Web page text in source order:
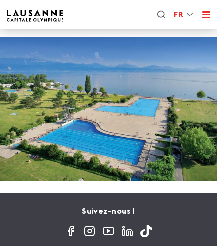
FR
Suivez-nous !